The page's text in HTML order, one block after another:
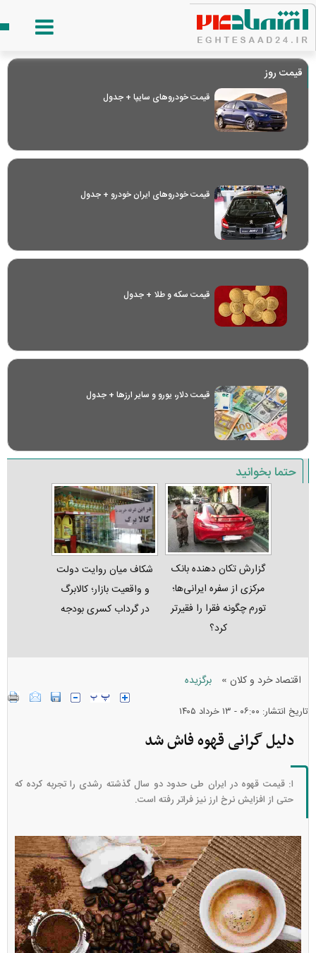
قیمت روز
قیمت خودرو‌های سایپا + جدول
قیمت خودرو‌های ایران خودرو + جدول
قیمت سکه و طلا + جدول
قیمت دلار، یورو و سایر ارز‌ها + جدول
حتما بخوانید
گزارش تکان‌ دهنده بانک
مرکزی از سفره ایرانی‌ها؛
تورم چگونه فقرا را فقیرتر
کرد؟
شکاف میان روایت دولت
و واقعیت بازار؛ کالابرگ
در گرداب کسری بودجه
اقتصاد خرد و کلان » برگزیده
تاریخ انتشار: ۰۶:۰۰ - ۱۳ خرداد ۱۴۰۵
دلیل گرانی قهوه فاش شد
ا: قیمت قهوه در ایران طی حدود دو سال گذشته رشدی را تجربه کرده که
حتی از افزایش نرخ ارز نیز فراتر رفته است.